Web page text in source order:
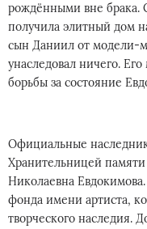
рождёнными вне брака.
получила элитный дом
сын Даниил от модели-
унаследовал ничего. Его
борьбы за состояние
Официальные
Хранительницей памяти
Николаевна
фонда имени артиста,
творческого наследия.